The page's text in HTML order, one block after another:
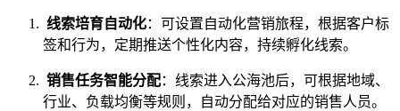
线索培育自动化：可设置自动化营销旅程，根据客户标
签和行为，定期推送个性化内容，持续孵化线索。
销售任务智能分配：线索进入公海池后，可根据地域、
行业、负载均衡等规则，自动分配给对应的销售人员。